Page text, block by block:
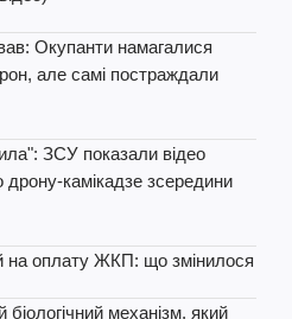
Окупанти намагалися
але самі постраждали
ЗСУ показали відео
дрону-камікадзе зсередини
на оплату ЖКП: що змінилося
механізм, який